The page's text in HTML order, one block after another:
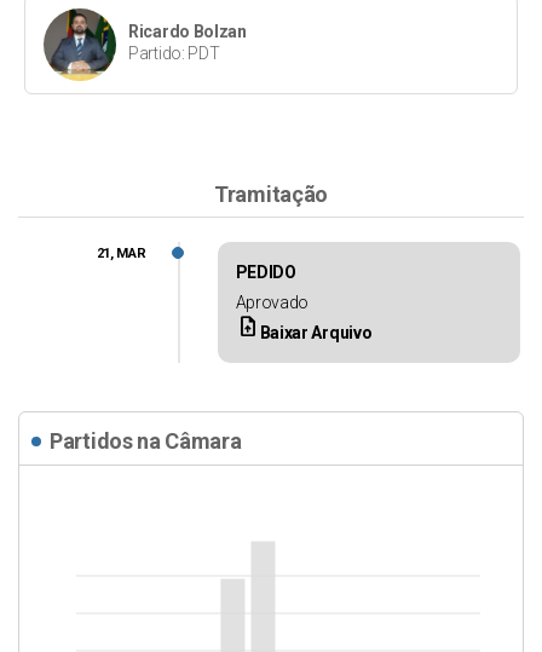
Ricardo Bolzan
Partido: PDT
Tramitação
PEDIDO
Aprovado
upload_file Baixar Arquivo
21, MAR
Partidos na Câmara